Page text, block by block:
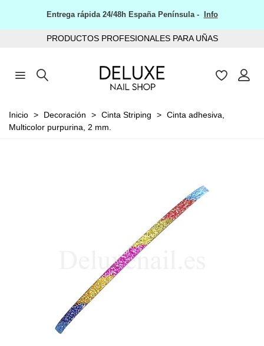
Entrega rápida 24/48h España Península - Info
PRODUCTOS PROFESIONALES PARA UÑAS
Inicio > Decoración > Cinta Striping > Cinta adhesiva,
Multicolor purpurina, 2 mm.